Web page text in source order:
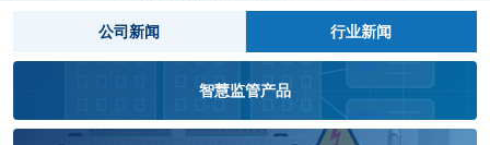
公司新闻 行业新闻
智慧监管产品